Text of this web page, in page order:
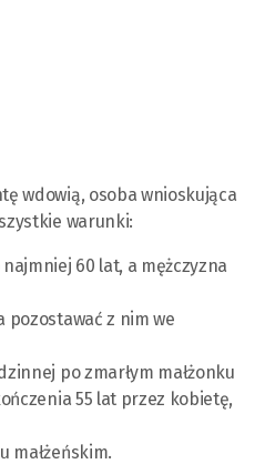
wdowią, osoba wnioskująca
warunki:
60 lat, a mężczyzna
pozostawać z nim we
po zmarłym małżonku
55 lat przez kobietę,
małżeńskim.